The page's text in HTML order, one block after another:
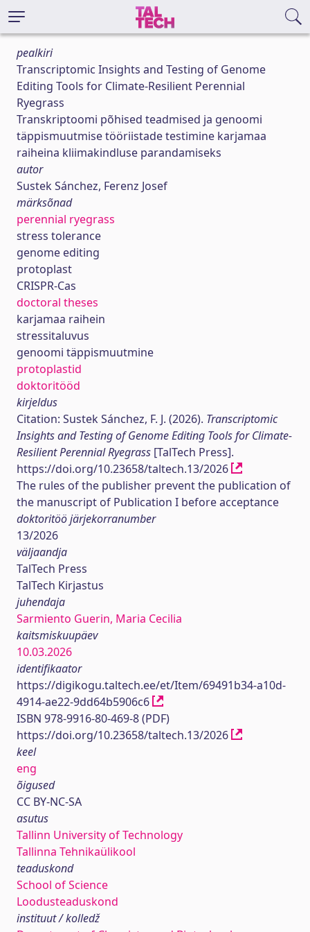
pealkiri
Transcriptomic Insights and Testing of Genome
Editing Tools for Climate-Resilient Perennial
Ryegrass
Transkriptoomi põhised teadmised ja genoomi
täppismuutmise tööriistade testimine karjamaa
raiheina kliimakindluse parandamiseks
autor
Sustek Sánchez, Ferenz Josef
märksõnad
perennial ryegrass
stress tolerance
genome editing
protoplast
CRISPR-Cas
doctoral theses
karjamaa raihein
stressitaluvus
genoomi täppismuutmine
protoplastid
doktoritööd
kirjeldus
Citation: Sustek Sánchez, F. J. (2026). Transcriptomic
Insights and Testing of Genome Editing Tools for Climate-
Resilient Perennial Ryegrass [TalTech Press].
https://doi.org/10.23658/taltech.13/2026
The rules of the publisher prevent the publication of
the manuscript of Publication I before acceptance
doktoritöö järjekorranumber
13/2026
väljaandja
TalTech Press
TalTech Kirjastus
juhendaja
Sarmiento Guerin, Maria Cecilia
kaitsmiskuupäev
10.03.2026
identifikaator
https://digikogu.taltech.ee/et/Item/69491b34-a10d-
4914-ae22-9dd64b5906c6
ISBN 978-9916-80-469-8 (PDF)
https://doi.org/10.23658/taltech.13/2026
keel
eng
õigused
CC BY-NC-SA
asutus
Tallinn University of Technology
Tallinna Tehnikaülikool
teaduskond
School of Science
Loodusteaduskond
instituut / kolledž